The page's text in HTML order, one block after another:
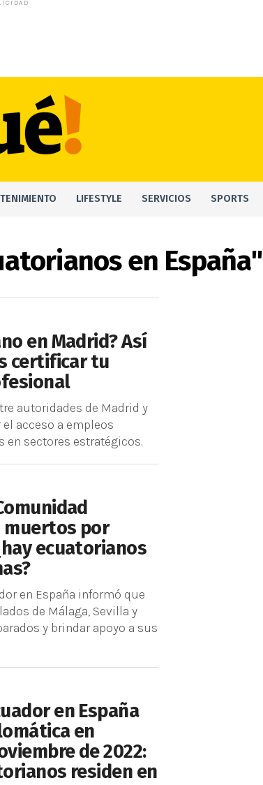
LIFESTYLE SERVICIOS SPORTS
en España"
en Madrid? Así
certificar tu
autoridades de Madrid y
acceso a empleos
en sectores estratégicos.
muertos por
ecuatorianos
en España informó que
de Málaga, Sevilla y
y brindar apoyo a sus
en España
en
de 2022:
residen en